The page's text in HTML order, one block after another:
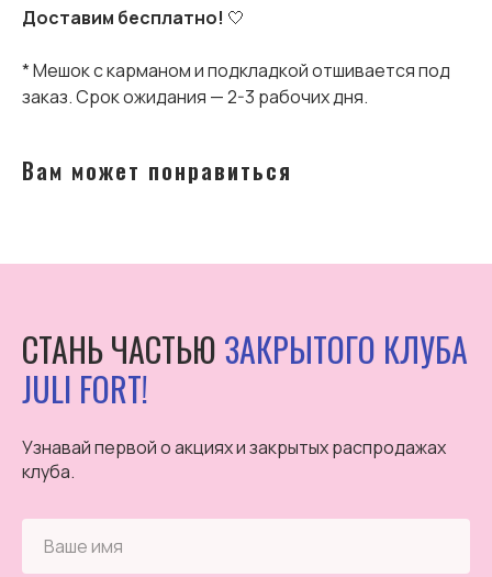
Доставим бесплатно! 🤍
* Мешок с карманом и подкладкой отшивается под
заказ. Срок ожидания — 2-3 рабочих дня.
Вам может понравиться
СТАНЬ ЧАСТЬЮ ЗАКРЫТОГО КЛУБА
JULI FORT!
Узнавай первой о акциях и закрытых распродажах
клуба.